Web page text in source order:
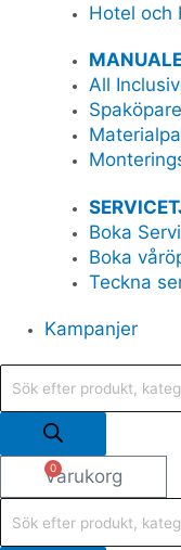
Hotel och
All
Spaköpare
Boka
Boka
Teckna
Kampanjer
0
Varukorg